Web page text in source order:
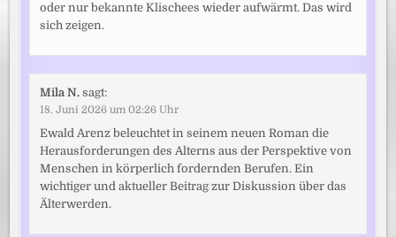
oder nur bekannte Klischees wieder aufwärmt. Das wird
sich zeigen.
Mila N. sagt:
18. Juni 2026 um 02:26 Uhr
Ewald Arenz beleuchtet in seinem neuen Roman die
Herausforderungen des Alterns aus der Perspektive von
Menschen in körperlich fordernden Berufen. Ein
wichtiger und aktueller Beitrag zur Diskussion über das
Älterwerden.